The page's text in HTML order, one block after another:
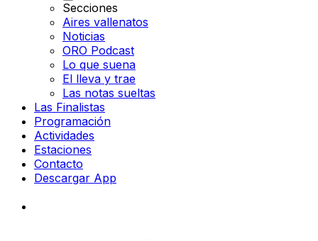
Secciones
Aires vallenatos
Noticias
ORO Podcast
Lo que suena
El lleva y trae
Las notas sueltas
Las Finalistas
Programación
Actividades
Estaciones
Contacto
Descargar App